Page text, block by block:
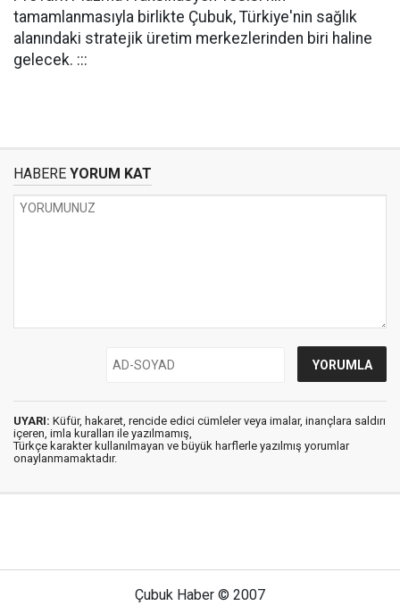
tamamlanmasıyla birlikte Çubuk, Türkiye'nin sağlık
alanındaki stratejik üretim merkezlerinden biri haline
gelecek. :::
HABERE YORUM KAT
UYARI: Küfür, hakaret, rencide edici cümleler veya imalar, inançlara saldırı
içeren, imla kuralları ile yazılmamış,
Türkçe karakter kullanılmayan ve büyük harflerle yazılmış yorumlar
onaylanmamaktadır.
Çubuk Haber © 2007